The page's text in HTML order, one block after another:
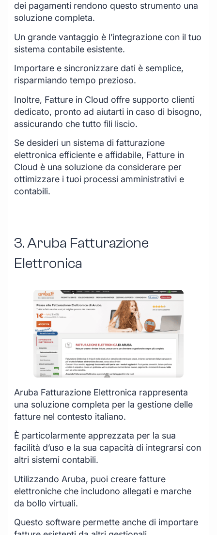
dei pagamenti rendono questo strumento una
soluzione completa.
Un grande vantaggio è l’integrazione con il tuo
sistema contabile esistente.
Importare e sincronizzare dati è semplice,
risparmiando tempo prezioso.
Inoltre, Fatture in Cloud offre supporto clienti
dedicato, pronto ad aiutarti in caso di bisogno,
assicurando che tutto fili liscio.
Se desideri un sistema di fatturazione
elettronica efficiente e affidabile, Fatture in
Cloud è una soluzione da considerare per
ottimizzare i tuoi processi amministrativi e
contabili.
3. Aruba Fatturazione
Elettronica
Aruba Fatturazione Elettronica rappresenta
una soluzione completa per la gestione delle
fatture nel contesto italiano.
È particolarmente apprezzata per la sua
facilità d’uso e la sua capacità di integrarsi con
altri sistemi contabili.
Utilizzando Aruba, puoi creare fatture
elettroniche che includono allegati e marche
da bollo virtuali.
Questo software permette anche di importare